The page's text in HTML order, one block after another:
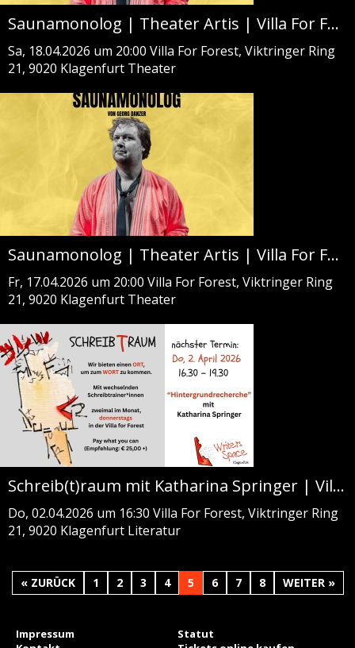
Saunamonolog | Theater Artis | Villa For Forest
Sa, 18.04.2026 um 20:00 Villa For Forest, Viktringer Ring
21, 9020 Klagenfurt Theater
Saunamonolog | Theater Artis | Villa For Forest
Fr, 17.04.2026 um 20:00 Villa For Forest, Viktringer Ring
21, 9020 Klagenfurt Theater
Schreib(t)raum mit Katharina Springer | Villa For Forest
Do, 02.04.2026 um 16:30 Villa For Forest, Viktringer Ring
21, 9020 Klagenfurt Literatur
« ZURÜCK 1 2 3 4 5 6 7 8 WEITER »
Impressum
Statut